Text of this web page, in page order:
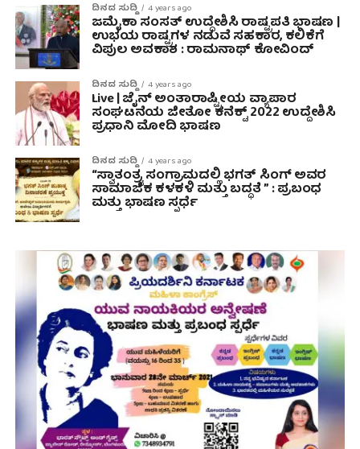
ದಿನದ ಸುದ್ದಿ 4 years ago
ಜಮೈಕಾ ಸಂಸತ್ ಉದ್ದೇಶಿಸಿ ರಾಷ್ಟ್ರಪತಿ ಭಾಷಣ |
ಉಭಯ ರಾಷ್ಟ್ರಗಳ ನಡುವೆ ಸಹಕಾರ, ಕಲಿಕೆಗೆ
ವಿಪುಲ ಅವಕಾಶ : ರಾಮನಾಥ್ ಕೋವಿಂದ್
ದಿನದ ಸುದ್ದಿ 4 years ago
Live | ಜೈನ್ ಅಂತಾರಾಷ್ಟ್ರೀಯ ವ್ಯಾಪಾರ
ಸಂಘಟನೆಯ ಜೀತೋ ಕನೆಕ್ಟ್ 2022 ಉದ್ದೇಶಿಸಿ
ಪ್ರಧಾನಿ ಮೋದಿ ಭಾಷಣ
ದಿನದ ಸುದ್ದಿ 4 years ago
“ಸ್ವಾತಂತ್ರ್ಯ ಸಂಗ್ರಾಮದಲ್ಲಿ ಭಗತ್ ಸಿಂಗ್ ಅವರ
ಸಾಮಾಜಿಕ ಕಳಕಳಿ ಮತ್ತು ಬದ್ಧತೆ ” : ಪ್ರಬಂಧ
ಮತ್ತು ಭಾಷಣ ಸ್ಪರ್ಧೆ